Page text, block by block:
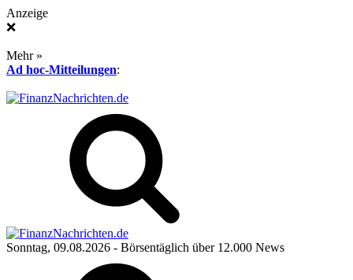
Anzeige
❌
Mehr »
Ad hoc-Mitteilungen:
Sonntag, 09.08.2026 - Börsentäglich über 12.000 News